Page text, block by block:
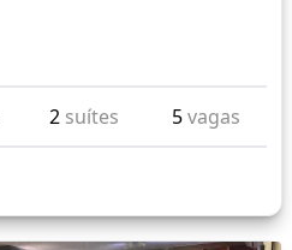
2 suítes 5vagas